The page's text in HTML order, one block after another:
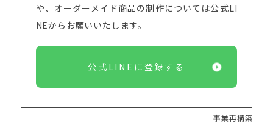
や、オーダーメイド商品の制作については公式LI
NEからお願いいたします。
公式LINEに登録する
事業再構築